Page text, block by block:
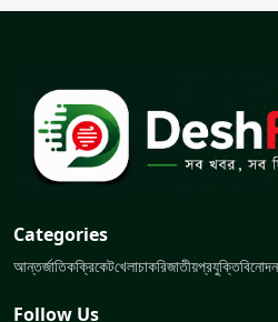
Categories
আন্তর্জাতিকক্রিকেটখেলাচাকরিজাতীয়প্রযুক্তিবিনোদন
Follow Us